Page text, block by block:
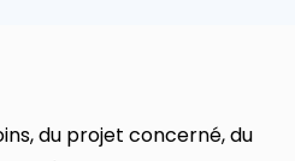
du projet concerné, du